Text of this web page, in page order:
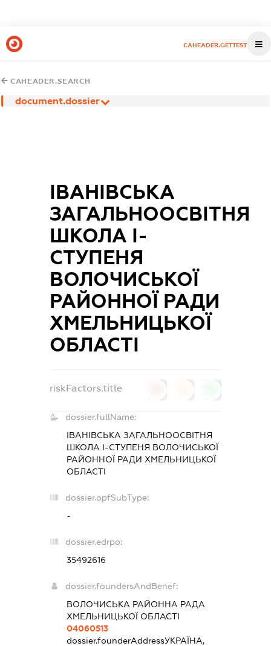
CAHEADER.GETTEST
CAHEADER.SEARCH
document.dossier
ІВАНІВСЬКА
ЗАГАЛЬНООСВІТНЯ
ШКОЛА I-
СТУПЕНЯ
ВОЛОЧИСЬКОЇ
РАЙОННОЇ РАДИ
ХМЕЛЬНИЦЬКОЇ
ОБЛАСТІ
riskFactors.title
dossier.fullName:
ІВАНІВСЬКА ЗАГАЛЬНООСВІТНЯ
ШКОЛА I-СТУПЕНЯ ВОЛОЧИСЬКОЇ
РАЙОННОЇ РАДИ ХМЕЛЬНИЦЬКОЇ
ОБЛАСТІ
dossier.opfSubType:
-
dossier.edrpo:
35492616
dossier.foundersAndBenef:
ВОЛОЧИСЬКА РАЙОННА РАДА
ХМЕЛЬНИЦЬКОЇ ОБЛАСТІ
04060513
dossier.founderAddressУКРАЇНА,